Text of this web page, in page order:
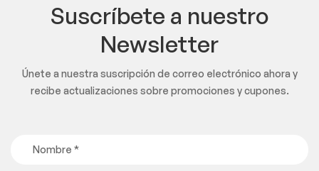
Suscríbete a nuestro
Newsletter
Únete a nuestra suscripción de correo electrónico ahora y
recibe actualizaciones sobre promociones y cupones.